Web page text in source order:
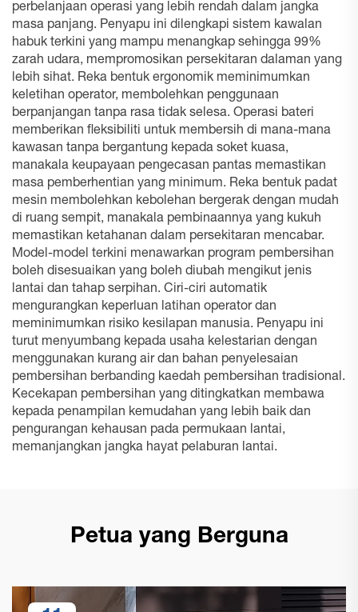
perbelanjaan operasi yang lebih rendah dalam jangka
masa panjang. Penyapu ini dilengkapi sistem kawalan
habuk terkini yang mampu menangkap sehingga 99%
zarah udara, mempromosikan persekitaran dalaman yang
lebih sihat. Reka bentuk ergonomik meminimumkan
keletihan operator, membolehkan penggunaan
berpanjangan tanpa rasa tidak selesa. Operasi bateri
memberikan fleksibiliti untuk membersih di mana-mana
kawasan tanpa bergantung kepada soket kuasa,
manakala keupayaan pengecasan pantas memastikan
masa pemberhentian yang minimum. Reka bentuk padat
mesin membolehkan kebolehan bergerak dengan mudah
di ruang sempit, manakala pembinaannya yang kukuh
memastikan ketahanan dalam persekitaran mencabar.
Model-model terkini menawarkan program pembersihan
boleh disesuaikan yang boleh diubah mengikut jenis
lantai dan tahap serpihan. Ciri-ciri automatik
mengurangkan keperluan latihan operator dan
meminimumkan risiko kesilapan manusia. Penyapu ini
turut menyumbang kepada usaha kelestarian dengan
menggunakan kurang air dan bahan penyelesaian
pembersihan berbanding kaedah pembersihan tradisional.
Kecekapan pembersihan yang ditingkatkan membawa
kepada penampilan kemudahan yang lebih baik dan
pengurangan kehausan pada permukaan lantai,
memanjangkan jangka hayat pelaburan lantai.
Petua yang Berguna